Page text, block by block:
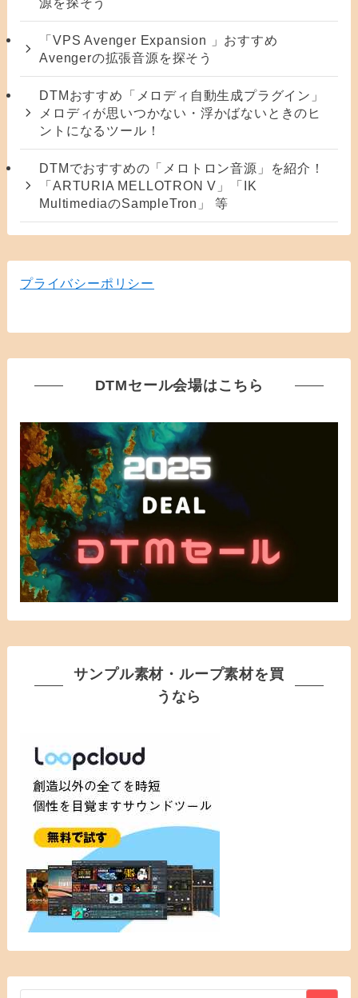
「VPS Avenger Expansion 」おすすめ
Avengerの拡張音源を探そう
DTMおすすめ「メロディ自動生成プラグイン」
メロディが思いつかない・浮かばないときのヒ
ントになるツール！
DTMでおすすめの「メロトロン音源」を紹介！
「ARTURIA MELLOTRON V」「IK
MultimediaのSampleTron」 等
プライバシーポリシー
DTMセール会場はこちら
サンプル素材・ループ素材を買
うなら